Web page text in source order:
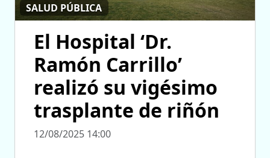
SALUD PÚBLICA
El Hospital ‘Dr.
Ramón Carrillo’
realizó su vigésimo
trasplante de riñón
12/08/2025 14:00